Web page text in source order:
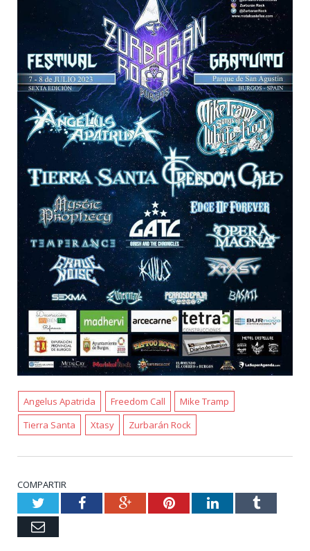
Angelus Apatrida Freedom Call
Mike Tramp
Tierra Santa
Xtasy Zurbarán Rock
COMPARTIR
TwitterFacebookGoogle+PinterestLinkedInTumblr
Email